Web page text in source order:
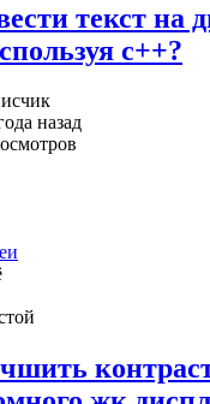
текст на
c++?
назад